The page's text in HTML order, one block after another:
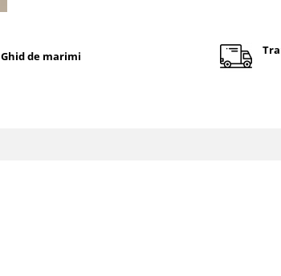
Ghid de marimi